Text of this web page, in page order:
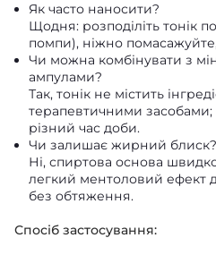
Як часто наносити?
Щодня: розподіліть тонік
помпи), ніжно
Чи можна комбінувати з
ампулами?
Так, тонік не містить
терапевтичними
різний час доби.
Чи залишає жирний блиск?
Ні, спиртова основа
легкий ментоловий ефект
без обтяження.
Спосіб застосування: